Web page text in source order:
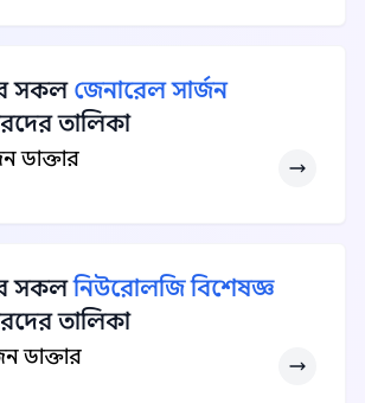
সকলজেনারেল সার্জন
তালিকা
ডাক্তার
সকলনিউরোলজি বিশেষজ্ঞ
তালিকা
ডাক্তার